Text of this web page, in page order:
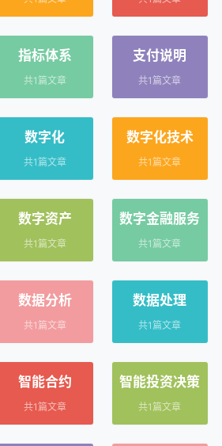
指标体系
共1篇文章
支付说明
共1篇文章
数字化
共1篇文章
数字化技术
共1篇文章
数字资产
共1篇文章
数字金融服务
共1篇文章
数据分析
共1篇文章
数据处理
共1篇文章
智能合约
共1篇文章
智能投资决策
共1篇文章